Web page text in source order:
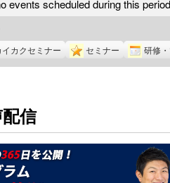
events scheduled during this
カクセミナー セミナー 研修
信